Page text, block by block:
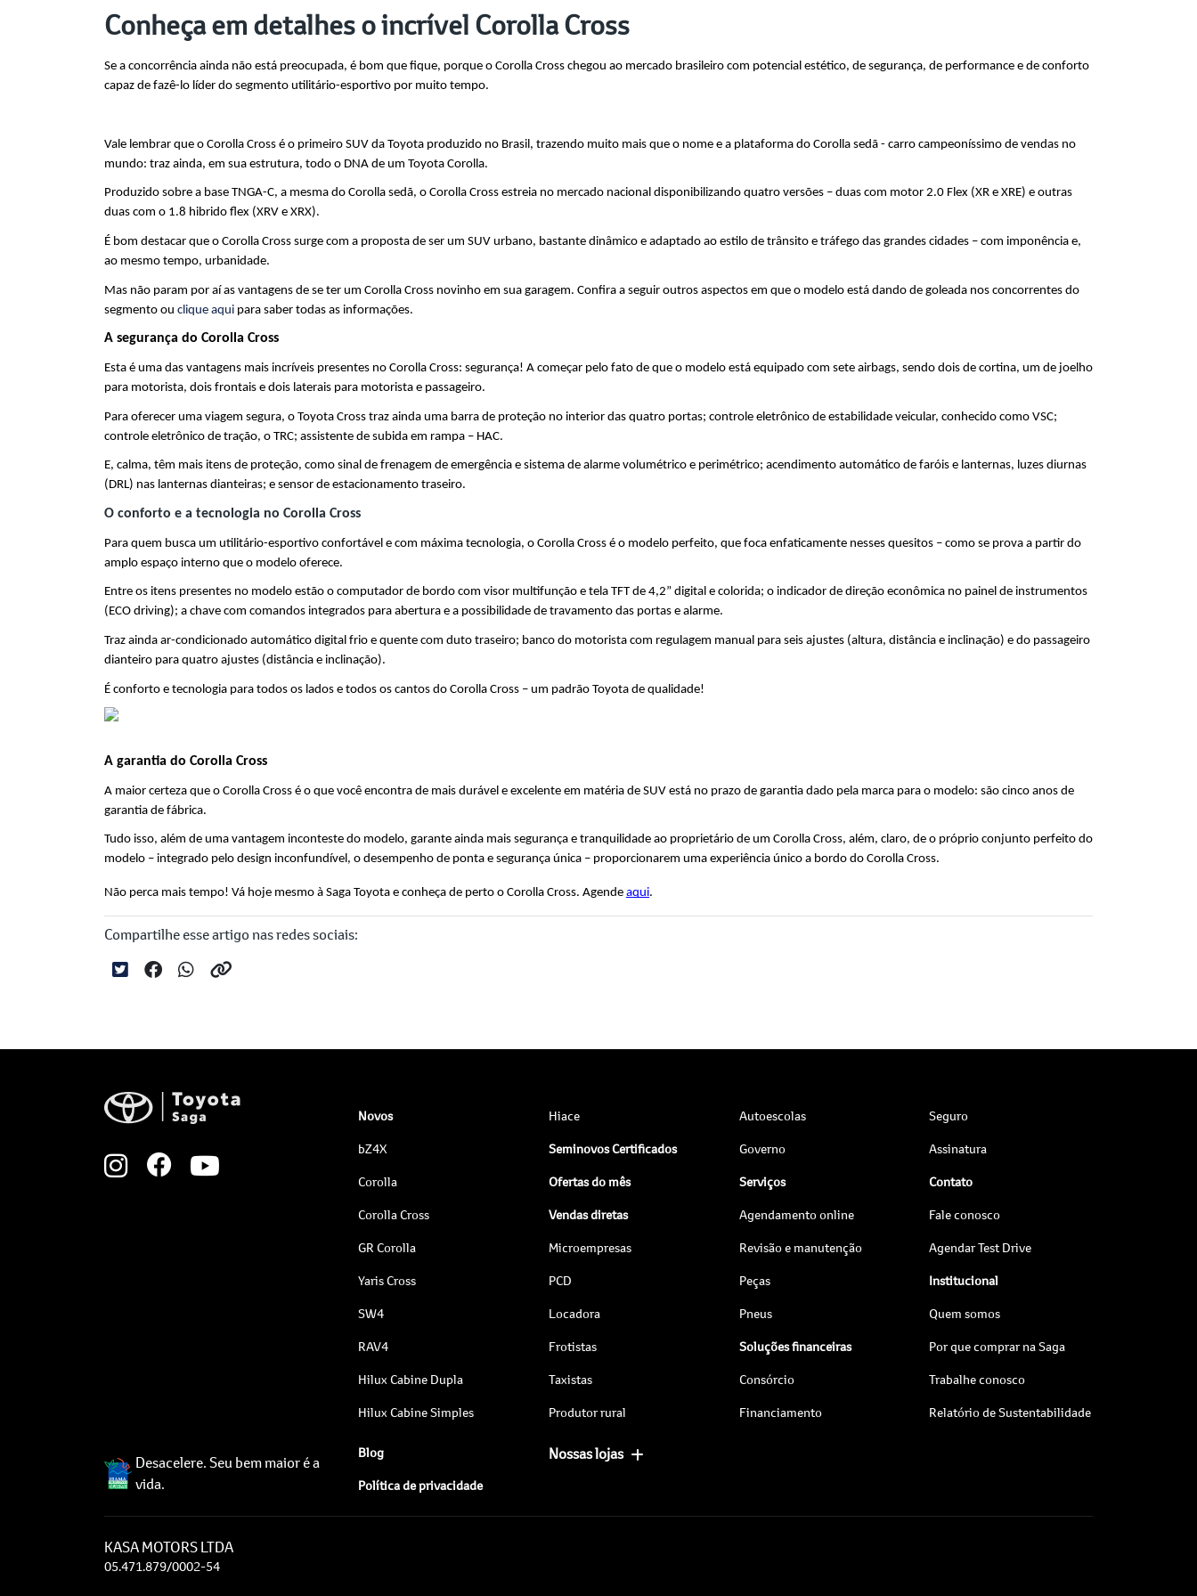
Conheça em detalhes o incrível Corolla Cross
Se a concorrência ainda não está preocupada, é bom que fique, porque o Corolla Cross chegou ao mercado brasileiro com potencial estético, de segurança, de performance e de conforto
capaz de fazê-lo líder do segmento utilitário-esportivo por muito tempo.
Vale lembrar que o Corolla Cross é o primeiro SUV da Toyota produzido no Brasil, trazendo muito mais que o nome e a plataforma do Corolla sedã - carro campeoníssimo de vendas no
mundo: traz ainda, em sua estrutura, todo o DNA de um Toyota Corolla.
Produzido sobre a base TNGA-C, a mesma do Corolla sedã, o Corolla Cross estreia no mercado nacional disponibilizando quatro versões – duas com motor 2.0 Flex (XR e XRE) e outras
duas com o 1.8 hibrido flex (XRV e XRX).
É bom destacar que o Corolla Cross surge com a proposta de ser um SUV urbano, bastante dinâmico e adaptado ao estilo de trânsito e tráfego das grandes cidades – com imponência e,
ao mesmo tempo, urbanidade.
Mas não param por aí as vantagens de se ter um Corolla Cross novinho em sua garagem. Confira a seguir outros aspectos em que o modelo está dando de goleada nos concorrentes do
segmento ou clique aqui para saber todas as informações.
A segurança do Corolla Cross
Esta é uma das vantagens mais incríveis presentes no Corolla Cross: segurança! A começar pelo fato de que o modelo está equipado com sete airbags, sendo dois de cortina, um de joelho
para motorista, dois frontais e dois laterais para motorista e passageiro.
Para oferecer uma viagem segura, o Toyota Cross traz ainda uma barra de proteção no interior das quatro portas; controle eletrônico de estabilidade veicular, conhecido como VSC;
controle eletrônico de tração, o TRC; assistente de subida em rampa – HAC.
E, calma, têm mais itens de proteção, como sinal de frenagem de emergência e sistema de alarme volumétrico e perimétrico; acendimento automático de faróis e lanternas, luzes diurnas
(DRL) nas lanternas dianteiras; e sensor de estacionamento traseiro.
O conforto e a tecnologia no Corolla Cross
Para quem busca um utilitário-esportivo confortável e com máxima tecnologia, o Corolla Cross é o modelo perfeito, que foca enfaticamente nesses quesitos – como se prova a partir do
amplo espaço interno que o modelo oferece.
Entre os itens presentes no modelo estão o computador de bordo com visor multifunção e tela TFT de 4,2” digital e colorida; o indicador de direção econômica no painel de instrumentos
(ECO driving); a chave com comandos integrados para abertura e a possibilidade de travamento das portas e alarme.
Traz ainda ar-condicionado automático digital frio e quente com duto traseiro; banco do motorista com regulagem manual para seis ajustes (altura, distância e inclinação) e do passageiro
dianteiro para quatro ajustes (distância e inclinação).
É conforto e tecnologia para todos os lados e todos os cantos do Corolla Cross – um padrão Toyota de qualidade!
A garantia do Corolla Cross
A maior certeza que o Corolla Cross é o que você encontra de mais durável e excelente em matéria de SUV está no prazo de garantia dado pela marca para o modelo: são cinco anos de
garantia de fábrica.
Tudo isso, além de uma vantagem inconteste do modelo, garante ainda mais segurança e tranquilidade ao proprietário de um Corolla Cross, além, claro, de o próprio conjunto perfeito do
modelo – integrado pelo design inconfundível, o desempenho de ponta e segurança única – proporcionarem uma experiência único a bordo do Corolla Cross.
Não perca mais tempo! Vá hoje mesmo à Saga Toyota e conheça de perto o Corolla Cross. Agende aqui.
Compartilhe esse artigo nas redes sociais:
Desacelere. Seu bem maior é a
vida.
Novos
bZ4X
Corolla
Corolla Cross
GR Corolla
Yaris Cross
SW4
RAV4
Hilux Cabine Dupla
Hilux Cabine Simples
Hiace
Seminovos Certificados
Ofertas do mês
Vendas diretas
Microempresas
PCD
Locadora
Frotistas
Taxistas
Produtor rural
Autoescolas
Governo
Serviços
Agendamento online
Revisão e manutenção
Peças
Pneus
Soluções financeiras
Consórcio
Financiamento
Seguro
Assinatura
Contato
Fale conosco
Agendar Test Drive
Institucional
Quem somos
Por que comprar na Saga
Trabalhe conosco
Relatório de Sustentabilidade
Blog
Política de privacidade
Nossas lojas
KASA MOTORS LTDA
05.471.879/0002-54